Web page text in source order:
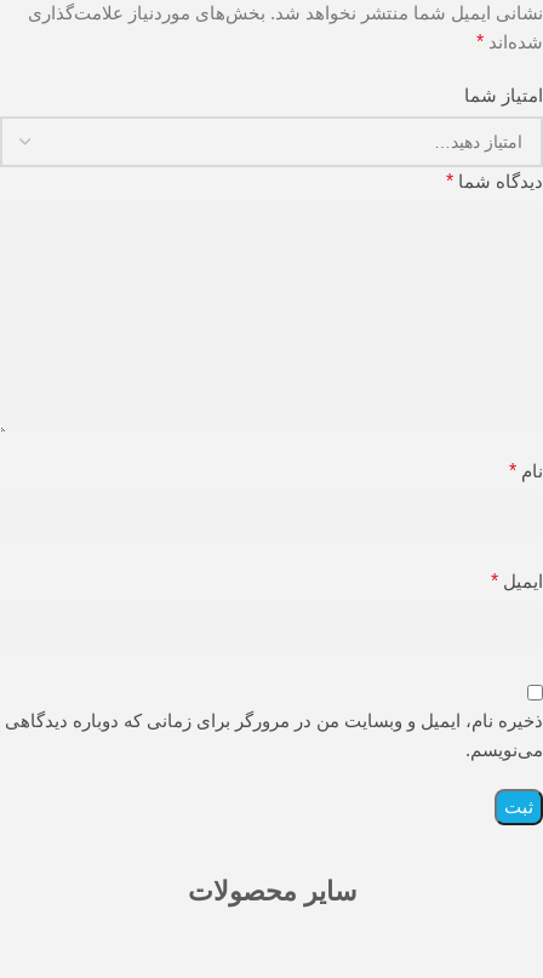
نشانی ایمیل شما منتشر نخواهد شد. بخش‌های موردنیاز علامت‌گذاری
شده‌اند *
امتیاز شما
دیدگاه شما *
نام *
ایمیل *
ذخیره نام، ایمیل و وبسایت من در مرورگر برای زمانی که دوباره دیدگاهی
می‌نویسم.
سایر محصولات